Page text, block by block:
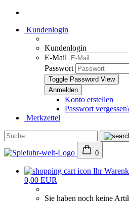
Kundenlogin
Kundenlogin
E-Mail
Passwort
Toggle Password View
Konto erstellen
Passwort
Merkzettel
0
Ihr
0,00 EUR
Sie haben noch keine